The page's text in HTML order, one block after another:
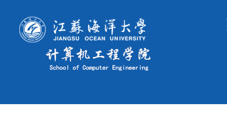
地点：
时间：报告时间：2023年5月30日（星期二）15:30-
16:30 报告地点：计算机楼306会议室